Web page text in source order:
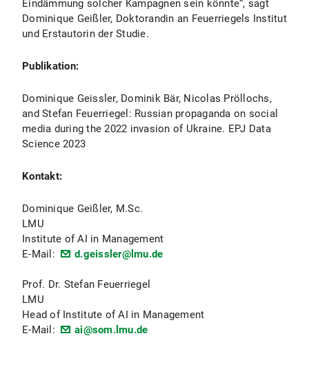
Eindämmung solcher Kampagnen sein könnte“, sagt
Dominique Geißler, Doktorandin an Feuerriegels Institut
und Erstautorin der Studie.
Publikation:
Dominique Geissler, Dominik Bär, Nicolas Pröllochs,
and Stefan Feuerriegel: Russian propaganda on social
media during the 2022 invasion of Ukraine. EPJ Data
Science 2023
Kontakt:
Dominique Geißler, M.Sc.
LMU
Institute of AI in Management
E-Mail:
d.geissler@lmu.de
Prof. Dr. Stefan Feuerriegel
LMU
Head of Institute of AI in Management
E-Mail:
ai@som.lmu.de